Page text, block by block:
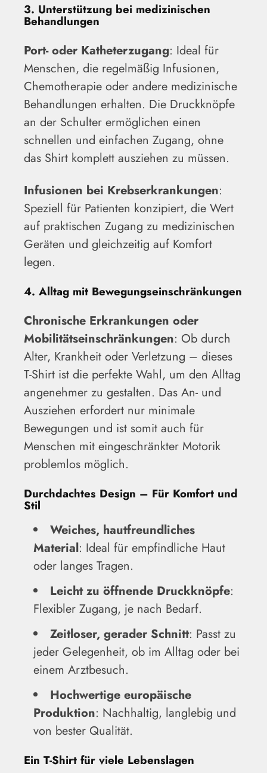
3. Unterstützung bei medizinischen
Behandlungen
Port- oder Katheterzugang: Ideal für
Menschen, die regelmäßig Infusionen,
Chemotherapie oder andere medizinische
Behandlungen erhalten. Die Druckknöpfe
an der Schulter ermöglichen einen
schnellen und einfachen Zugang, ohne
das Shirt komplett ausziehen zu müssen.
Infusionen bei Krebserkrankungen:
Speziell für Patienten konzipiert, die Wert
auf praktischen Zugang zu medizinischen
Geräten und gleichzeitig auf Komfort
legen.
4. Alltag mit Bewegungseinschränkungen
Chronische Erkrankungen oder
Mobilitätseinschränkungen: Ob durch
Alter, Krankheit oder Verletzung – dieses
T-Shirt ist die perfekte Wahl, um den Alltag
angenehmer zu gestalten. Das An- und
Ausziehen erfordert nur minimale
Bewegungen und ist somit auch für
Menschen mit eingeschränkter Motorik
problemlos möglich.
Durchdachtes Design – Für Komfort und
Stil
Weiches, hautfreundliches
Material: Ideal für empfindliche Haut
oder langes Tragen.
Leicht zu öffnende Druckknöpfe:
Flexibler Zugang, je nach Bedarf.
Zeitloser, gerader Schnitt: Passt zu
jeder Gelegenheit, ob im Alltag oder bei
einem Arztbesuch.
Hochwertige europäische
Produktion: Nachhaltig, langlebig und
von bester Qualität.
Ein T-Shirt für viele Lebenslagen